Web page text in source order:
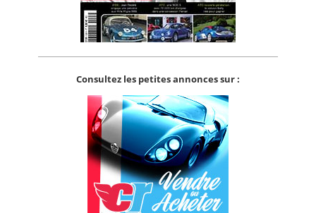
Consultez les petites annonces sur :